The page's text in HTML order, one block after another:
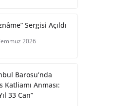
Sergisi Açıldı
2026
Barosu’nda
Katliamı Anması:
33 Can”